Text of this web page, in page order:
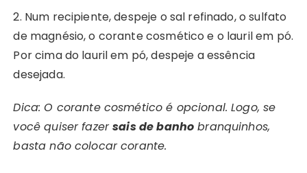
2. Num recipiente, despeje o sal refinado, o sulfato
de magnésio, o corante cosmético e o lauril em pó.
Por cima do lauril em pó, despeje a essência
desejada.
Dica: O corante cosmético é opcional. Logo, se
você quiser fazersais de banho branquinhos,
basta não colocar corante.